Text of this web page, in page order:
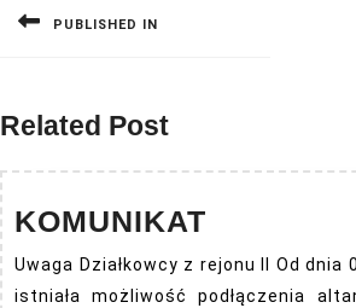
PUBLISHED IN
Related Post
KOMUNIKAT
Uwaga Działkowcy z rejonu II Od dnia
istniała możliwość podłączenia